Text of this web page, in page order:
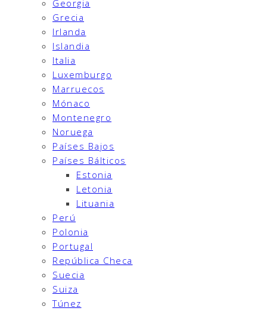
Georgia
Grecia
Irlanda
Islandia
Italia
Luxemburgo
Marruecos
Mónaco
Montenegro
Noruega
Países Bajos
Países Bálticos
Estonia
Letonia
Lituania
Perú
Polonia
Portugal
República Checa
Suecia
Suiza
Túnez